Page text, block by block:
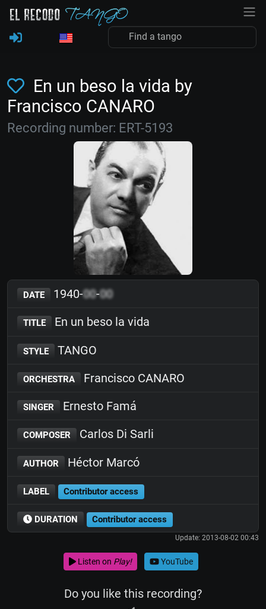
En un beso la vida by
Francisco CANARO
Recording number: ERT-5193
DATE 1940-00-00
TITLE En un beso la vida
STYLE TANGO
ORCHESTRA Francisco CANARO
SINGER Ernesto Famá
COMPOSER Carlos Di Sarli
AUTHOR Héctor Marcó
LABEL Contributor access
DURATION Contributor access
Update: 2013-08-02 00:43
Listen on Play! YouTube
Do you like this recording?